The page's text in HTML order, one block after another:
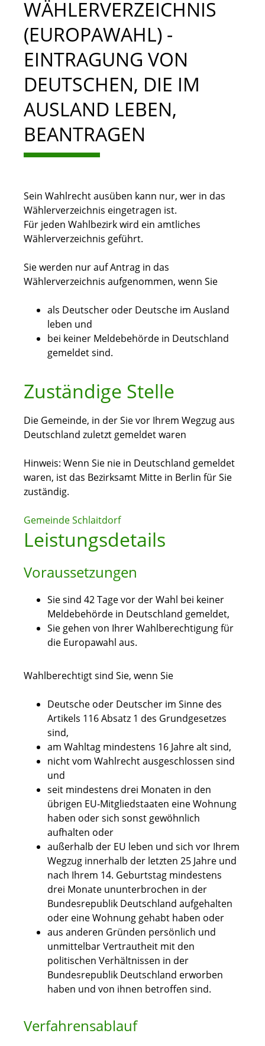
WÄHLERVERZEICHNIS
(EUROPAWAHL) -
EINTRAGUNG VON
DEUTSCHEN, DIE IM
AUSLAND LEBEN,
BEANTRAGEN
Sein Wahlrecht ausüben kann nur, wer in das
Wählerverzeichnis eingetragen ist.
Für jeden Wahlbezirk wird ein amtliches
Wählerverzeichnis geführt.
Sie werden nur auf Antrag in das
Wählerverzeichnis aufgenommen, wenn Sie
als Deutscher oder Deutsche im Ausland
leben und
bei keiner Meldebehörde in Deutschland
gemeldet sind.
Zuständige Stelle
Die Gemeinde, in der Sie vor Ihrem Wegzug aus
Deutschland zuletzt gemeldet waren
Hinweis: Wenn Sie nie in Deutschland gemeldet
waren, ist das Bezirksamt Mitte in Berlin für Sie
zuständig.
Gemeinde Schlaitdorf
Leistungsdetails
Voraussetzungen
Sie sind 42 Tage vor der Wahl bei keiner
Meldebehörde in Deutschland gemeldet,
Sie gehen von Ihrer Wahlberechtigung für
die Europawahl aus.
Wahlberechtigt sind Sie, wenn Sie
Deutsche oder Deutscher im Sinne des
Artikels 116 Absatz 1 des Grundgesetzes
sind,
am Wahltag mindestens 16 Jahre alt sind,
nicht vom Wahlrecht ausgeschlossen sind
und
seit mindestens drei Monaten in den
übrigen EU-Mitgliedstaaten eine Wohnung
haben oder sich sonst gewöhnlich
aufhalten oder
außerhalb der EU leben und sich vor Ihrem
Wegzug innerhalb der letzten 25 Jahre und
nach Ihrem 14. Geburtstag mindestens
drei Monate ununterbrochen in der
Bundesrepublik Deutschland aufgehalten
oder eine Wohnung gehabt haben oder
aus anderen Gründen persönlich und
unmittelbar Vertrautheit mit den
politischen Verhältnissen in der
Bundesrepublik Deutschland erworben
haben und von ihnen betroffen sind.
Verfahrensablauf